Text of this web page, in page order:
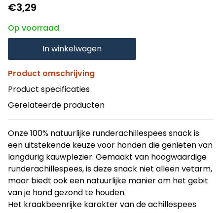
€3,29
Op voorraad
In winkelwagen
Product omschrijving
Product specificaties
Gerelateerde producten
Onze 100% natuurlijke runderachillespees snack is
een uitstekende keuze voor honden die genieten van
langdurig kauwplezier. Gemaakt van hoogwaardige
runderachillespees, is deze snack niet alleen vetarm,
maar biedt ook een natuurlijke manier om het gebit
van je hond gezond te houden.
Het kraakbeenrijke karakter van de achillespees